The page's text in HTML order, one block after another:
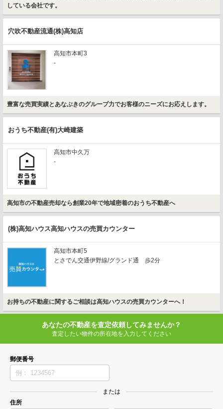
している会社です。
穴吹不動産流通(株)高知店
高知市本町3
-
豊富な売買実績とあなぶきのグループ力でお客様のニーズにお応えします。
おうち不動産(有)大崎建築
高知市中久万
-
高知市の不動産売却なら創業20年で地域密着のおうち不動産へ
(株)高知ハウス高知ハウスの売買カウンター
高知市本町5
とさでん交通伊野線/グランド通 歩2分
お持ちの不動産に関するご相談は高知ハウスの売買カウンターへ！
あなたの不動産を査定依頼してみませんか？
査定したい物件の所在地を入力してください
郵便番号
または
住所